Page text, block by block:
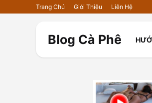
Trang Chủ Giới Thiệu Liên Hệ
Blog Cà Phê